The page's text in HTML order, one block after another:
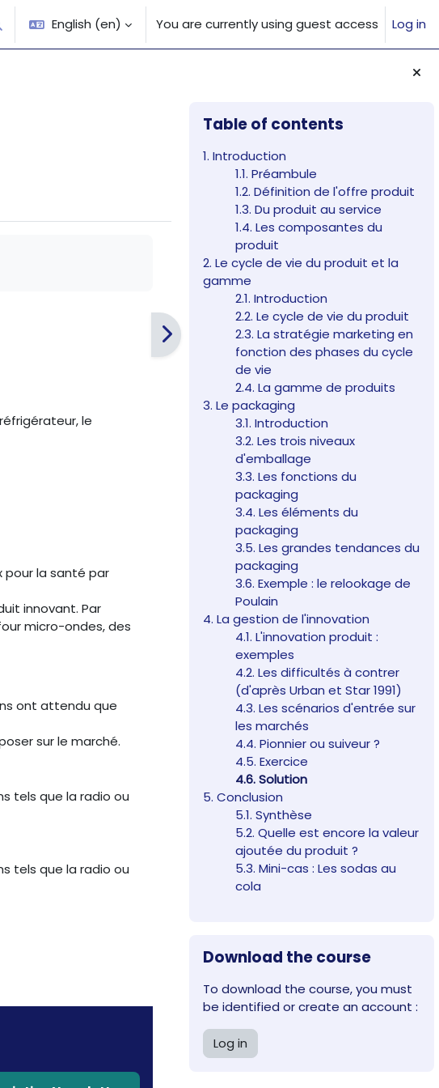
search input
English ‎(en)‎ You are currently using guest access Log in
Blocks
Table of contents
1. Introduction
1.1. Préambule
1.2. Définition de l'offre produit
1.3. Du produit au service
1.4. Les composantes du
produit
2. Le cycle de vie du produit et la
gamme
2.1. Introduction
2.2. Le cycle de vie du produit
2.3. La stratégie marketing en
fonction des phases du cycle
de vie
2.4. La gamme de produits
3. Le packaging
3.1. Introduction
3.2. Les trois niveaux
d'emballage
3.3. Les fonctions du
packaging
3.4. Les éléments du
packaging
3.5. Les grandes tendances du
packaging
3.6. Exemple : le relookage de
Poulain
4. La gestion de l'innovation
4.1. L'innovation produit :
exemples
4.2. Les difficultés à contrer
(d'après Urban et Star 1991)
4.3. Les scénarios d'entrée sur
les marchés
4.4. Pionnier ou suiveur ?
4.5. Exercice
4.6. Solution
5. Conclusion
5.1. Synthèse
5.2. Quelle est encore la valeur
ajoutée du produit ?
5.3. Mini-cas : Les sodas au
cola
Download the course
To download the course, you must
be identified or create an account :
Log in
le
pour la santé par
innovant. Par
micro-ondes, des
ont attendu que
sur le marché.
tels que la radio ou
tels que la radio ou